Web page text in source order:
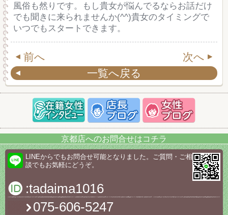
風俗も然りです。もし貴女が悩んでるならお話だけ
でも聞きに来られませんか(^^)貴女のタイミングで
いつでもスタートできます。
前へ
次へ
一覧へ戻る
京都店へのお問合せはコチラ
LINEからでもお問合せ可能となりました。ご質問・ご相
談でもお気軽にどうぞ。
:tadaima1016
075-606-5247